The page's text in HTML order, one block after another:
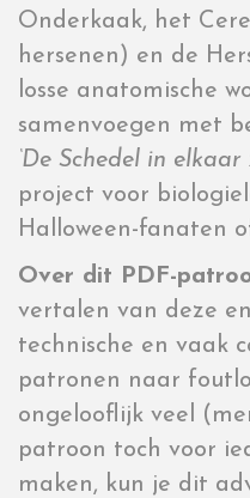
Onderkaak, het
hersenen) en de
losse anatomische
samenvoegen met
‘De Schedel in elkaar
project voor
Halloween-fanaten
Over dit PDF-
vertalen van deze
technische en vaak
patronen naar
ongelooflijk veel
patroon toch voor
maken, kun je dit